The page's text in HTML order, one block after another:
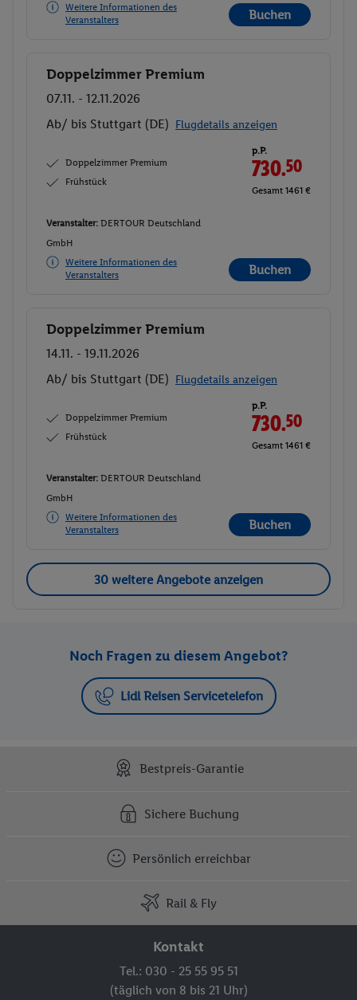
Weitere Informationen des
Veranstalters
Buchen
Buchen
Doppelzimmer Premium
07.11. - 12.11.2026
Ab/ bis Stuttgart (DE) Flugdetails anzeigen
Doppelzimmer Premium
Frühstück
p.P.
730.50
Gesamt 1461 €
Veranstalter: DERTOUR Deutschland
GmbH
Weitere Informationen des
Veranstalters
Buchen
Buchen
Doppelzimmer Premium
14.11. - 19.11.2026
Ab/ bis Stuttgart (DE) Flugdetails anzeigen
Doppelzimmer Premium
Frühstück
p.P.
730.50
Gesamt 1461 €
Veranstalter: DERTOUR Deutschland
GmbH
Weitere Informationen des
Veranstalters
Buchen
30 weitere Angebote anzeigen
Noch Fragen zu diesem Angebot?
Lidl Reisen Servicetelefon
Bestpreis-Garantie
Sichere Buchung
Persönlich erreichbar
Rail & Fly
Kontakt
Tel.: 030 - 25 55 95 51
(täglich von 8 bis 21 Uhr)